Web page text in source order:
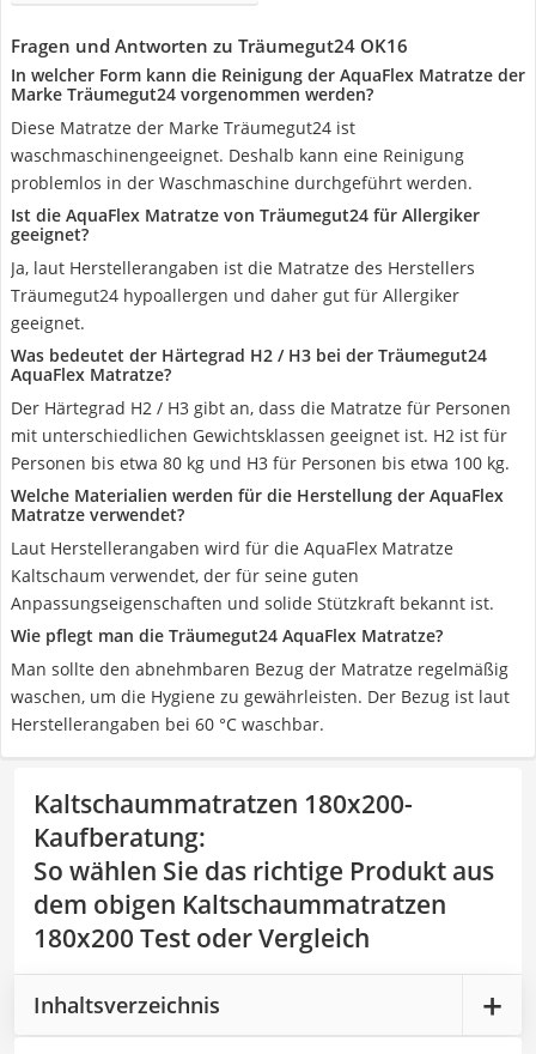
Fragen und Antworten zu Träumegut24 OK16
In welcher Form kann die Reinigung der AquaFlex Matratze der
Marke Träumegut24 vorgenommen werden?
Diese Matratze der Marke Träumegut24 ist
waschmaschinengeeignet. Deshalb kann eine Reinigung
problemlos in der Waschmaschine durchgeführt werden.
Ist die AquaFlex Matratze von Träumegut24 für Allergiker
geeignet?
Ja, laut Herstellerangaben ist die Matratze des Herstellers
Träumegut24 hypoallergen und daher gut für Allergiker
geeignet.
Was bedeutet der Härtegrad H2 / H3 bei der Träumegut24
AquaFlex Matratze?
Der Härtegrad H2 / H3 gibt an, dass die Matratze für Personen
mit unterschiedlichen Gewichtsklassen geeignet ist. H2 ist für
Personen bis etwa 80 kg und H3 für Personen bis etwa 100 kg.
Welche Materialien werden für die Herstellung der AquaFlex
Matratze verwendet?
Laut Herstellerangaben wird für die AquaFlex Matratze
Kaltschaum verwendet, der für seine guten
Anpassungseigenschaften und solide Stützkraft bekannt ist.
Wie pflegt man die Träumegut24 AquaFlex Matratze?
Man sollte den abnehmbaren Bezug der Matratze regelmäßig
waschen, um die Hygiene zu gewährleisten. Der Bezug ist laut
Herstellerangaben bei 60 °C waschbar.
Kaltschaummatratzen 180x200-
Kaufberatung:
So wählen Sie das richtige Produkt aus
dem obigen Kaltschaummatratzen
180x200 Test oder Vergleich
Inhaltsverzeichnis